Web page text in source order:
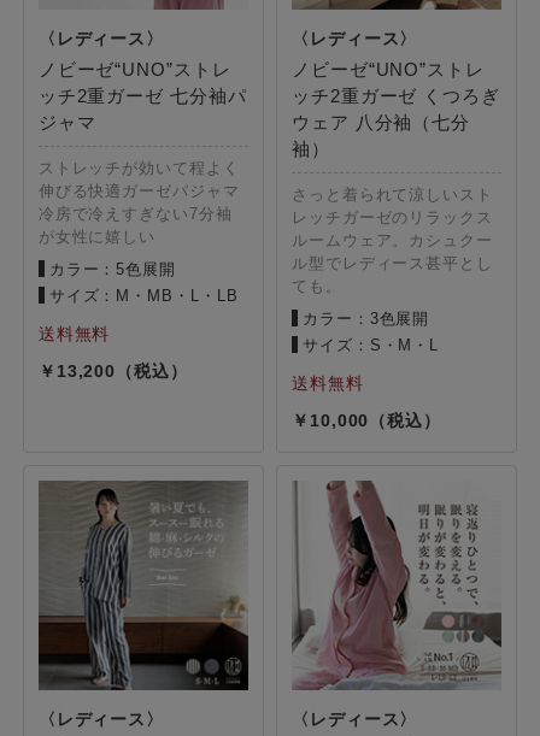
ノビーゼ“UNO”ストレ
ッチ2重ガーゼ 七分袖パ
ジャマ
ストレッチが効いて程よく
伸びる快適ガーゼパジャマ
冷房で冷えすぎない7分袖
が女性に嬉しい
カラー：5色展開
サイズ：M・MB・L・LB
13,200
ノビーゼ“UNO”ストレ
ッチ2重ガーゼ くつろぎ
ウェア 八分袖（七分
袖）
さっと着られて涼しいスト
レッチガーゼのリラックス
ルームウェア。カシュクー
ル型でレディース甚平とし
ても。
カラー：3色展開
サイズ：S・M・L
10,000